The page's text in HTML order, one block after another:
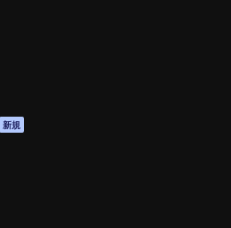
新規